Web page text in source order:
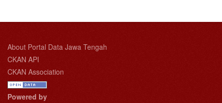
About Portal Data Jawa Tengah
CKAN API
CKAN Association
Powered by